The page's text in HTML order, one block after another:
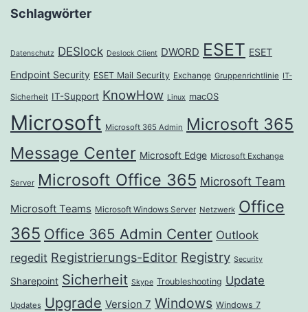
Schlagwörter
Datenschutz DESlock Deslock Client DWORD ESET ESET
Endpoint Security ESET Mail Security Exchange Gruppenrichtlinie IT-
Sicherheit IT-Support KnowHow Linux macOS
Microsoft Microsoft 365 Admin Microsoft 365
Message Center Microsoft Edge Microsoft Exchange
Server Microsoft Office 365 Microsoft Team
Microsoft Teams Microsoft Windows Server Netzwerk Office
365 Office 365 Admin Center Outlook
regedit Registrierungs-Editor Registry Security
Sharepoint Sicherheit Skype Troubleshooting Update
Updates Upgrade Version 7 Windows Windows 7